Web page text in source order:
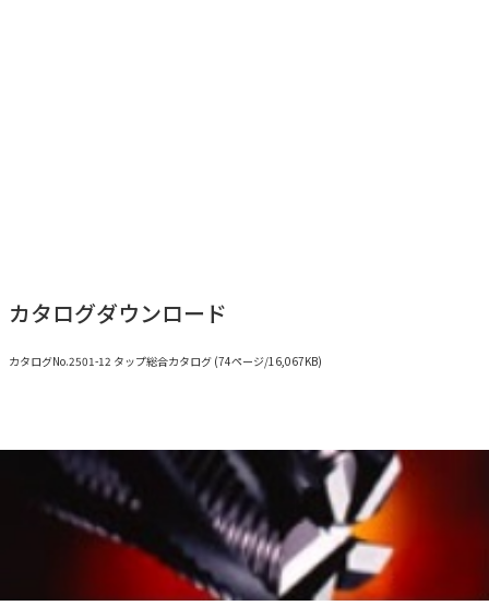
カタログダウンロード
カタログNo.2501-12 タップ総合カタログ (74ページ/16,067KB)